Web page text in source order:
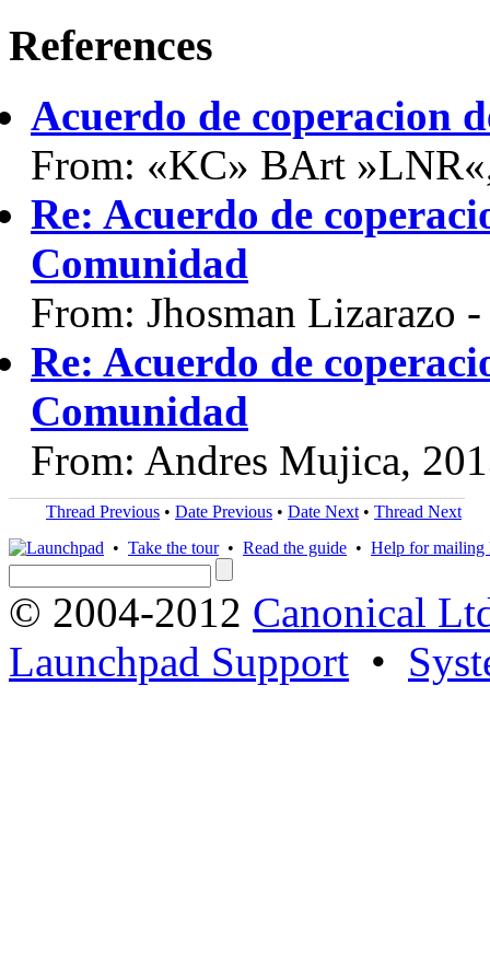
References
Acuerdo de coperacion
From: «KC» BArt
Re: Acuerdo de
Comunidad
From: Jhosman Lizarazo
Re: Acuerdo de
Comunidad
From: Andres Mujica,
Thread Previous • Date Previous • Date Next • Thread Next
• Take the tour• Read the guide • Help for mailing
© 2004-2012 Canonical
Launchpad Support •